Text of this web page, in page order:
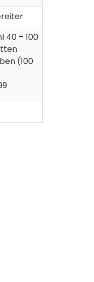
40 – 100
(100